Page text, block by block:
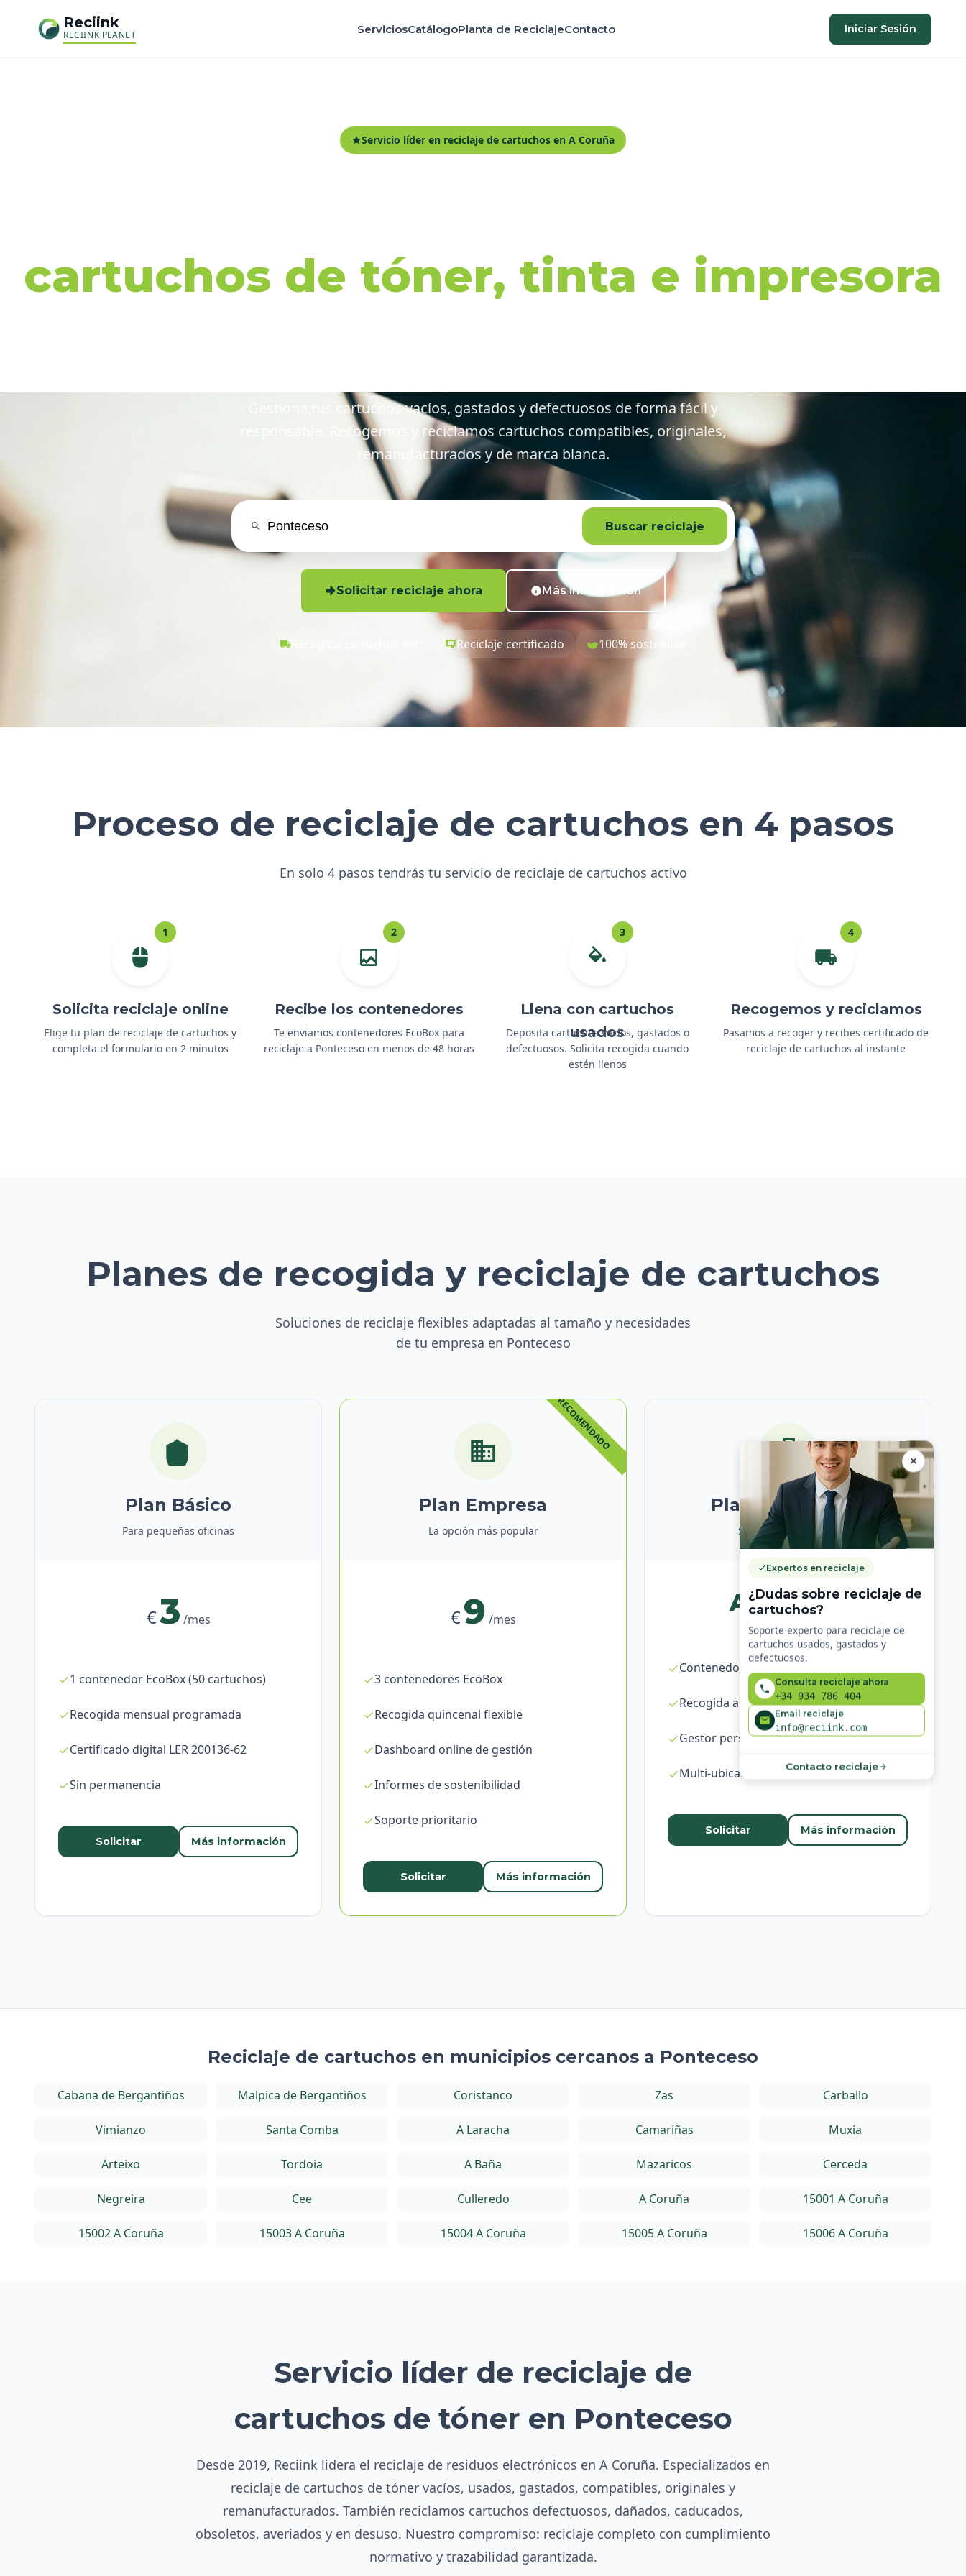
Reciink
RECIINK PLANET ServiciosCatálogoPlanta de ReciclajeContacto Iniciar Sesión
Servicio líder en reciclaje de cartuchos en A Coruña
cartuchos de tóner, tinta e impresora
Gestiona tus cartuchos vacíos, gastados y defectuosos de forma fácil y
responsable. Recogemos y reciclamos cartuchos compatibles, originales,
remanufacturados y de marca blanca.
Buscar reciclaje
Solicitar reciclaje ahora Más información
Reciclaje certificado 100% sostenible
Proceso de reciclaje de cartuchos en 4 pasos
En solo 4 pasos tendrás tu servicio de reciclaje de cartuchos activo
1
Solicita reciclaje online
Elige tu plan de reciclaje de cartuchos y
completa el formulario en 2 minutos
2
Recibe los contenedores
Te enviamos contenedores EcoBox para
reciclaje a Ponteceso en menos de 48 horas
3
Llena con cartuchos
usados
Deposita cartuchos vacíos, gastados o
defectuosos. Solicita recogida cuando
estén llenos
4
Recogemos y reciclamos
Pasamos a recoger y recibes certificado de
reciclaje de cartuchos al instante
Planes de recogida y reciclaje de cartuchos
Soluciones de reciclaje flexibles adaptadas al tamaño y necesidades
de tu empresa en Ponteceso
Plan Básico
Para pequeñas oficinas
€3 /mes
1 contenedor EcoBox (50 cartuchos)
Recogida mensual programada
Certificado digital LER 200136-62
Sin permanencia
Solicitar Más información
Plan Empresa
La opción más popular
€9 /mes
3 contenedores EcoBox
Recogida quincenal flexible
Dashboard online de gestión
Informes de sostenibilidad
Soporte prioritario
Solicitar Más información
Plan Corporativo
Soluciones a medida
A medida
Contenedores ilimitados
Recogida a demanda en 24-48h
Gestor personal dedicado
Multi-ubicación
Solicitar Más información
Reciclaje de cartuchos en municipios cercanos a Ponteceso
Cabana de Bergantiños Malpica de Bergantiños Coristanco Zas Carballo
Vimianzo Santa Comba A Laracha Camariñas Muxía
Arteixo Tordoia A Baña Mazaricos Cerceda
Negreira Cee Culleredo A Coruña 15001 A Coruña
15002 A Coruña 15003 A Coruña 15004 A Coruña 15005 A Coruña 15006 A Coruña
Servicio líder de reciclaje de
cartuchos de tóner en Ponteceso
Desde 2019, Reciink lidera el reciclaje de residuos electrónicos en A Coruña. Especializados en
reciclaje de cartuchos de tóner vacíos, usados, gastados, compatibles, originales y
remanufacturados. También reciclamos cartuchos defectuosos, dañados, caducados,
obsoletos, averiados y en desuso. Nuestro compromiso: reciclaje completo con cumplimiento
normativo y trazabilidad garantizada.
Expertos en reciclaje
¿Dudas sobre reciclaje de
cartuchos?
Soporte experto para reciclaje de
cartuchos usados, gastados y
defectuosos.
Consulta reciclaje ahora
+34 934 786 404
Email reciclaje
info@reciink.com
Contacto reciclaje